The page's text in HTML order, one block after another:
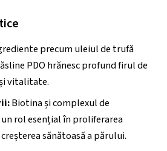
precum uleiul de trufă
PDO hrănesc profund firul de
vitalitate.
Biotina și complexul de
rol esențial în proliferarea
sănătoasă a părului.